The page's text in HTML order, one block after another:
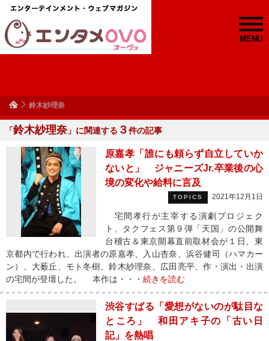
MENU
鈴木紗理奈
「鈴木紗理奈」に関連する ３件の記事
原嘉孝「誰にも頼らず自立していか
ないと」 ジャニーズJr.卒業後の心
境の変化や給料に言及
TOPICS 2021年12月1日
宅間孝行が主宰する演劇プロジェク
ト、タクフェス第９弾「天国」の公開舞
台稽古＆東京開幕直前取材会が１日、東
京都内で行われ、出演者の原嘉孝、入山杏奈、浜谷健司（ハマカー
ン）、大薮丘、モト冬樹、鈴木紗理奈、広田亮平、作・演出・出演
の宅間が登壇した。 本作は・・・ 続きを読む
渋谷すばる「愛想がないのが駄目な
ところ」 和田アキ子の「古い日
記」を熱唱